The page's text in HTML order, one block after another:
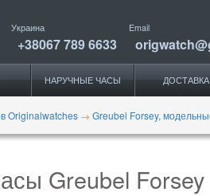
Украина
+38067 789 6633
Email
НАРУЧНЫЕ ЧАСЫ ДОСТАВКА
Originalwatches → Greubel Forsey,
Greubel